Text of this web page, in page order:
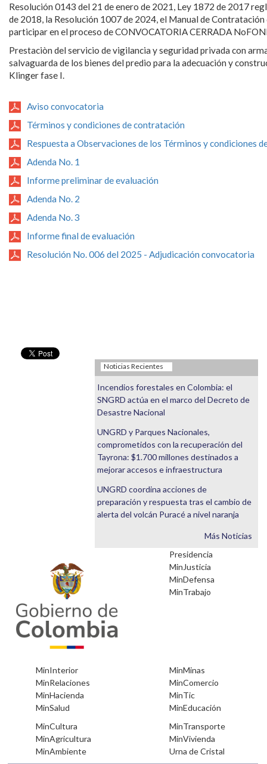
Resolución 0143 del 21 de enero de 2021, Ley 1872 de 2017
de 2018, la Resolución 1007 de 2024, el Manual de
participar en el proceso de CONVOCATORIA CERRADA
​Prestaciòn del servicio de vigilancia y seguridad privada con
salvaguarda de los bienes del predio para la adecuación y
Klinger fase I.
Aviso convocatoria
Términos y condiciones de contratación
Respuesta a Observaciones de los Términos y condiciones
Adenda No. 1
Informe preliminar de evaluación
Adenda No. ​2
Adenda No. 3
Informe final de evaluación​
Resolución No. 006 del 2025 - Adjudicación convocatoria
Noticias Recientes
Incendios forestales en Colombia: el
SNGRD actúa en el marco del Decreto de
Desastre Nacional
UNGRD y Parques Nacionales,
comprometidos con la recuperación del
Tayrona: $1.700 millones destinados a
mejorar accesos e infraestructura
UNGRD coordina acciones de
preparación y respuesta tras el cambio de
alerta del volcán Puracé a nivel naranja
Más Noticias
Presidencia
MinJusticia
MinDefensa
MinTrabajo
MinInterior
MinRelaciones
MinHacienda
MinSalud
MinMinas
MinComercio
MinTic
MinEducación
MinCultura
MinAgricultura
MinAmbiente
MinTransporte
MinVivienda
Urna de Cristal